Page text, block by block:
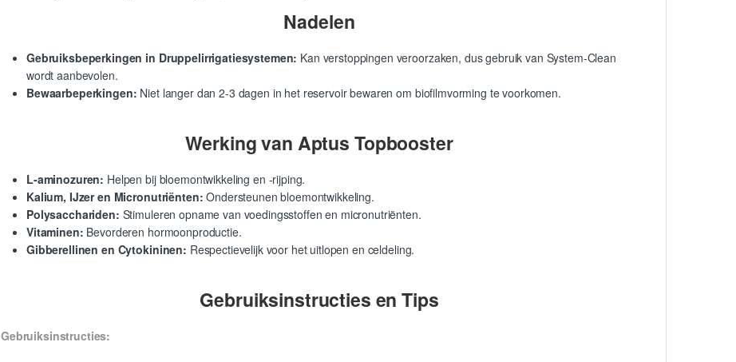
Nadelen
Gebruiksbeperkingen in Druppelirrigatiesystemen: Kan verstoppingen veroorzaken, dus gebruik van System-Clean
wordt aanbevolen.
Bewaarbeperkingen: Niet langer dan 2-3 dagen in het reservoir bewaren om biofilmvorming te voorkomen.
Werking van Aptus Topbooster
L-aminozuren: Helpen bij bloemontwikkeling en -rijping.
Kalium, IJzer en Micronutriënten: Ondersteunen bloemontwikkeling.
Polysacchariden: Stimuleren opname van voedingsstoffen en micronutriënten.
Vitaminen: Bevorderen hormoonproductie.
Gibberellinen en Cytokininen: Respectievelijk voor het uitlopen en celdeling.
Gebruiksinstructies en Tips
Gebruiksinstructies: